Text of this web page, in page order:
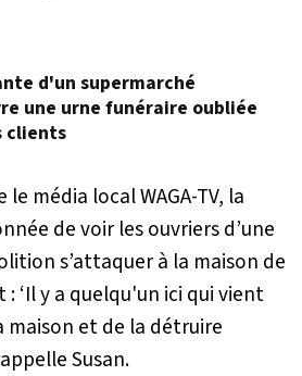
d'un supermarché
une urne funéraire oubliée
clients
média local WAGA-TV, la
de voir les ouvriers d’une
s’attaquer à la maison de
: ‘Il y a quelqu'un ici qui vient
et de la détruire
Susan.